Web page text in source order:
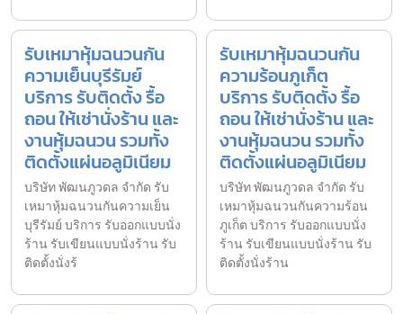
รับเหมาหุ้มฉนวนกัน
ความเย็นบุรีรัมย์
บริการ รับติดตั้ง รื้อ
ถอน ให้เช่านั่งร้าน และ
งานหุ้มฉนวน รวมทั้ง
ติดตั้งแผ่นอลูมิเนียม
บริษัท พัฒนภูวดล จำกัด รับ
เหมาหุ้มฉนวนกันความเย็น
บุรีรัมย์ บริการ รับออกแบบนั่ง
ร้าน รับเขียนแบบนั่งร้าน รับ
ติดตั้งนั่งร้
รับเหมาหุ้มฉนวนกัน
ความร้อนภูเก็ต
บริการ รับติดตั้ง รื้อ
ถอน ให้เช่านั่งร้าน และ
งานหุ้มฉนวน รวมทั้ง
ติดตั้งแผ่นอลูมิเนียม
บริษัท พัฒนภูวดล จำกัด รับ
เหมาหุ้มฉนวนกันความร้อน
ภูเก็ต บริการ รับออกแบบนั่ง
ร้าน รับเขียนแบบนั่งร้าน รับ
ติดตั้งนั่งร้าน